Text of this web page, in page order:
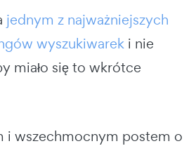
jednym z najważniejszych
wyszukiwarek i nie
miało się to wkrótce
i wszechmocnym postem o